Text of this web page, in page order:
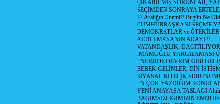
ÇIKARILMIŞ SORUNLAR,
SEÇİMDEN SONRAYA
27 Aralığın Önemi!! Bugün Ne
CUMHURBAŞKANI SEÇME
DEMOKRATLAR ve ÖTEKİLER
ALTILI MASANIN ADAYI !!
VATANDAŞLIK,
İMAMOĞLU YARGILAMASI
ENERJİDE DEVRİM GİBİ
BEBEK GELİNLER, DİN
SİYASAL NİTELİK
EN ÇOK YAZDIĞIM
YENİ ANAYASA TASLAGI Altılı
BAGIMSIZLIĞIMIZIN